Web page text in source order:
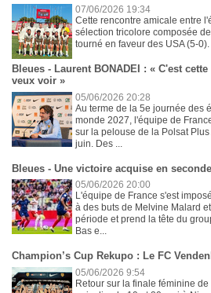
07/06/2026 19:34
Cette rencontre amicale entre
sélection tricolore composée
tourné en faveur des USA (5-
Bleues - Laurent BONADEI : « C'est
veux voir »
05/06/2026 20:28
Au terme de la 5e journée des
monde 2027, l'équipe de
sur la pelouse de la Polsat
juin. Des ...
Bleues - Une victoire acquise en
05/06/2026 20:00
L'équipe de France s'est
à des buts de Melvine Malard
période et prend la tête du
Bas e...
Champion’s Cup Rekupo : Le FC
05/06/2026 9:54
Retour sur la finale féminine